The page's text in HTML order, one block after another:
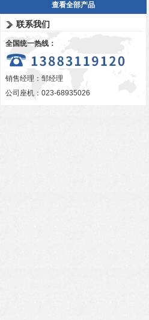
查看全部产品
联系我们
全国统一热线：
销售经理：邹经理
公司座机：023-68935026